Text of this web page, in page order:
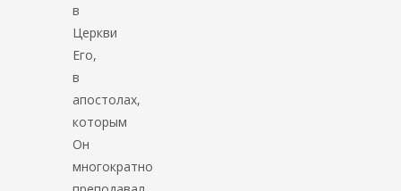
в
Церкви
Его,
в
апостолах,
которым
Он
многократно